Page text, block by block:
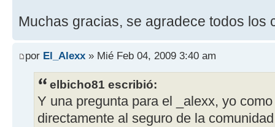
Muchas gracias, se agradece todos los
por El_Alexx » Mié Feb 04, 2009 3:40 am
elbicho81 escribió:
Y una pregunta para el _alexx, yo
directamente al seguro de la